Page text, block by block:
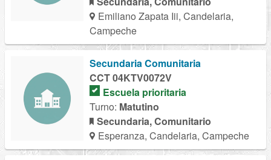
Emiliano Zapata Iii, Candelaria,
Campeche
Secundaria Comunitaria
CCT 04KTV0072V
Escuela prioritaria
Turno: Matutino
Secundaria, Comunitario
Esperanza, Candelaria, Campeche